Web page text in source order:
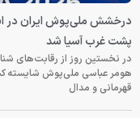
پشت غرب آسیا شد
قهرمانی و مدال